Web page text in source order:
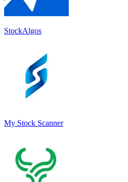
StockAlgos
My Stock Scanner